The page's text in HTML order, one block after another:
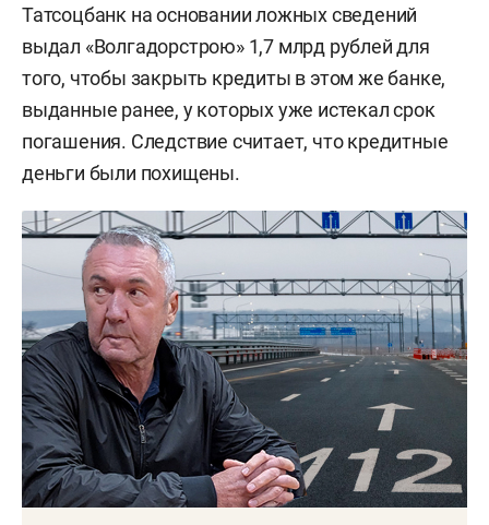
Татсоцбанк на основании ложных сведений
выдал «Волгадорстрою» 1,7 млрд рублей для
того, чтобы закрыть кредиты в этом же банке,
выданные ранее, у которых уже истекал срок
погашения. Следствие считает, что кредитные
деньги были похищены.